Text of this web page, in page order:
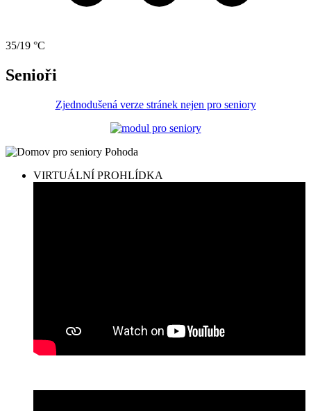
35/19 °C
Senioři
Zjednodušená verze stránek nejen pro seniory
VIRTUÁLNÍ PROHLÍDKA